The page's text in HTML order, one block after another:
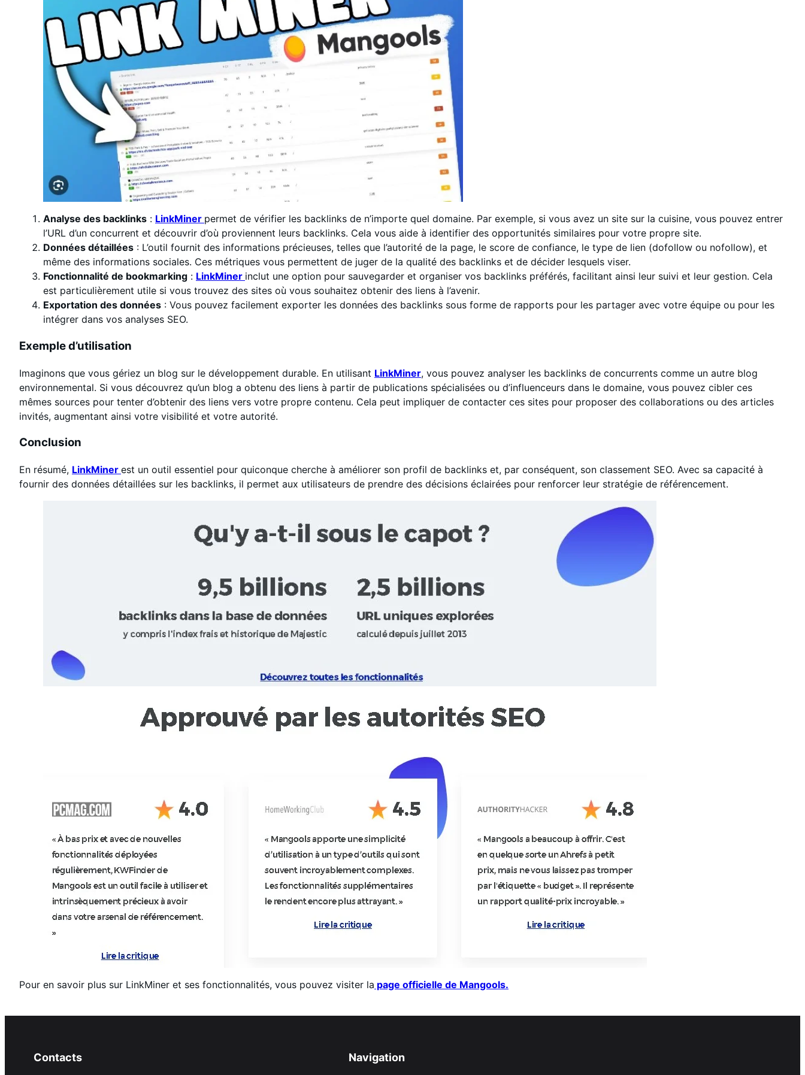
Analyse des backlinks : LinkMiner permet de vérifier les backlinks de n’importe quel domaine. Par exemple, si vous avez un site sur la cuisine, vous pouvez entrer
l’URL d’un concurrent et découvrir d’où proviennent leurs backlinks. Cela vous aide à identifier des opportunités similaires pour votre propre site.
Données détaillées : L’outil fournit des informations précieuses, telles que l’autorité de la page, le score de confiance, le type de lien (dofollow ou nofollow), et
même des informations sociales. Ces métriques vous permettent de juger de la qualité des backlinks et de décider lesquels viser.
Fonctionnalité de bookmarking : LinkMiner inclut une option pour sauvegarder et organiser vos backlinks préférés, facilitant ainsi leur suivi et leur gestion. Cela
est particulièrement utile si vous trouvez des sites où vous souhaitez obtenir des liens à l’avenir.
Exportation des données : Vous pouvez facilement exporter les données des backlinks sous forme de rapports pour les partager avec votre équipe ou pour les
intégrer dans vos analyses SEO.
Exemple d’utilisation
Imaginons que vous gériez un blog sur le développement durable. En utilisant LinkMiner, vous pouvez analyser les backlinks de concurrents comme un autre blog
environnemental. Si vous découvrez qu’un blog a obtenu des liens à partir de publications spécialisées ou d’influenceurs dans le domaine, vous pouvez cibler ces
mêmes sources pour tenter d’obtenir des liens vers votre propre contenu. Cela peut impliquer de contacter ces sites pour proposer des collaborations ou des articles
invités, augmentant ainsi votre visibilité et votre autorité.
Conclusion
En résumé, LinkMiner est un outil essentiel pour quiconque cherche à améliorer son profil de backlinks et, par conséquent, son classement SEO. Avec sa capacité à
fournir des données détaillées sur les backlinks, il permet aux utilisateurs de prendre des décisions éclairées pour renforcer leur stratégie de référencement.
Pour en savoir plus sur LinkMiner et ses fonctionnalités, vous pouvez visiter la page officielle de Mangools.
Contacts Navigation